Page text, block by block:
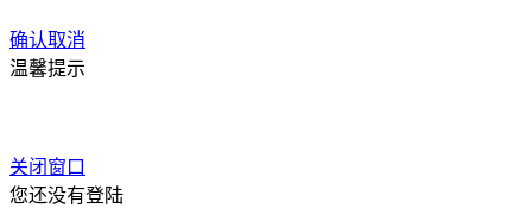
确认取消
温馨提示
关闭窗口
您还没有登陆